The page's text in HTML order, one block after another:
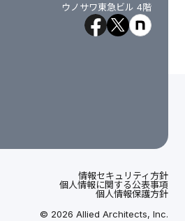
ウノサワ東急ビル 4階
情報セキュリティ方針
個人情報に関する公表事項
個人情報保護方針
© 2026 Allied Architects, Inc.